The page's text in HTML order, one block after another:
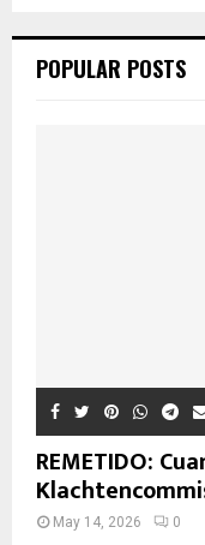
POPULAR POSTS
REMETIDO:
May 14, 2026 0